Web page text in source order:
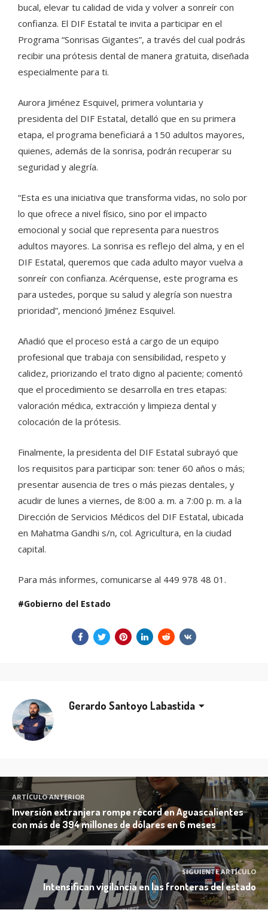
bucal, elevar tu calidad de vida y volver a sonreír con
confianza. El DIF Estatal te invita a participar en el
Programa “Sonrisas Gigantes”, a través del cual podrás
recibir una prótesis dental de manera gratuita, diseñada
especialmente para ti.
Aurora Jiménez Esquivel, primera voluntaria y
presidenta del DIF Estatal, detalló que en su primera
etapa, el programa beneficiará a 150 adultos mayores,
quienes, además de la sonrisa, podrán recuperar su
seguridad y alegría.
“Esta es una iniciativa que transforma vidas, no solo por
lo que ofrece a nivel físico, sino por el impacto
emocional y social que representa para nuestros
adultos mayores. La sonrisa es reflejo del alma, y en el
DIF Estatal, queremos que cada adulto mayor vuelva a
sonreír con confianza. Acérquense, este programa es
para ustedes, porque su salud y alegría son nuestra
prioridad”, mencionó Jiménez Esquivel.
Añadió que el proceso está a cargo de un equipo
profesional que trabaja con sensibilidad, respeto y
calidez, priorizando el trato digno al paciente; comentó
que el procedimiento se desarrolla en tres etapas:
valoración médica, extracción y limpieza dental y
colocación de la prótesis.
Finalmente, la presidenta del DIF Estatal subrayó que
los requisitos para participar son: tener 60 años o más;
presentar ausencia de tres o más piezas dentales, y
acudir de lunes a viernes, de 8:00 a. m. a 7:00 p. m. a la
Dirección de Servicios Médicos del DIF Estatal, ubicada
en Mahatma Gandhi s/n, col. Agricultura, en la ciudad
capital.
Para más informes, comunicarse al 449 978 48 01.
Gobierno del Estado
Gerardo Santoyo Labastida
ARTÍCULO ANTERIOR
Inversión extranjera rompe récord en Aguascalientes
con más de 394 millones de dólares en 6 meses
SIGUIENTE ARTÍCULO
Intensifican vigilancia en las fronteras del estado